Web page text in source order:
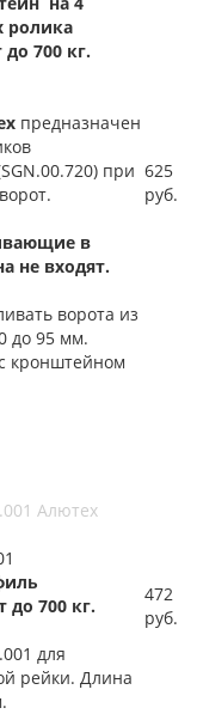
ролика
700 кг.
предназначен
при
в
не входят.
ворота из
до 95 мм.
кронштейном
625
руб.
Алютех
до 700 кг.
для
рейки. Длина
472
руб.